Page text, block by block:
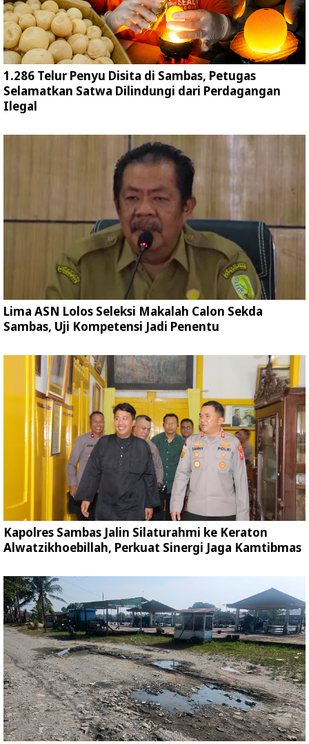
1.286 Telur Penyu Disita di Sambas, Petugas
Selamatkan Satwa Dilindungi dari Perdagangan
Ilegal
Lima ASN Lolos Seleksi Makalah Calon Sekda
Sambas, Uji Kompetensi Jadi Penentu
Kapolres Sambas Jalin Silaturahmi ke Keraton
Alwatzikhoebillah, Perkuat Sinergi Jaga Kamtibmas